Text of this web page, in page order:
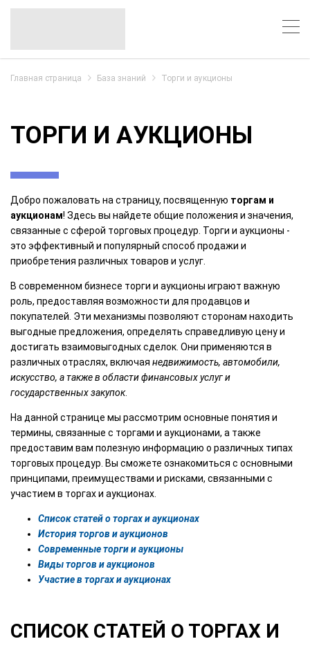
Главная страница База знаний Торги и аукционы
ТОРГИ И АУКЦИОНЫ
Добро пожаловать на страницу, посвященную торгам и
аукционам! Здесь вы найдете общие положения и значения,
связанные с сферой торговых процедур. Торги и аукционы -
это эффективный и популярный способ продажи и
приобретения различных товаров и услуг.
В современном бизнесе торги и аукционы играют важную
роль, предоставляя возможности для продавцов и
покупателей. Эти механизмы позволяют сторонам находить
выгодные предложения, определять справедливую цену и
достигать взаимовыгодных сделок. Они применяются в
различных отраслях, включая недвижимость, автомобили,
искусство, а также в области финансовых услуг и
государственных закупок.
На данной странице мы рассмотрим основные понятия и
термины, связанные с торгами и аукционами, а также
предоставим вам полезную информацию о различных типах
торговых процедур. Вы сможете ознакомиться с основными
принципами, преимуществами и рисками, связанными с
участием в торгах и аукционах.
Список статей о торгах и аукционах
История торгов и аукционов
Современные торги и аукционы
Виды торгов и аукционов
Участие в торгах и аукционах
СПИСОК СТАТЕЙ О ТОРГАХ И